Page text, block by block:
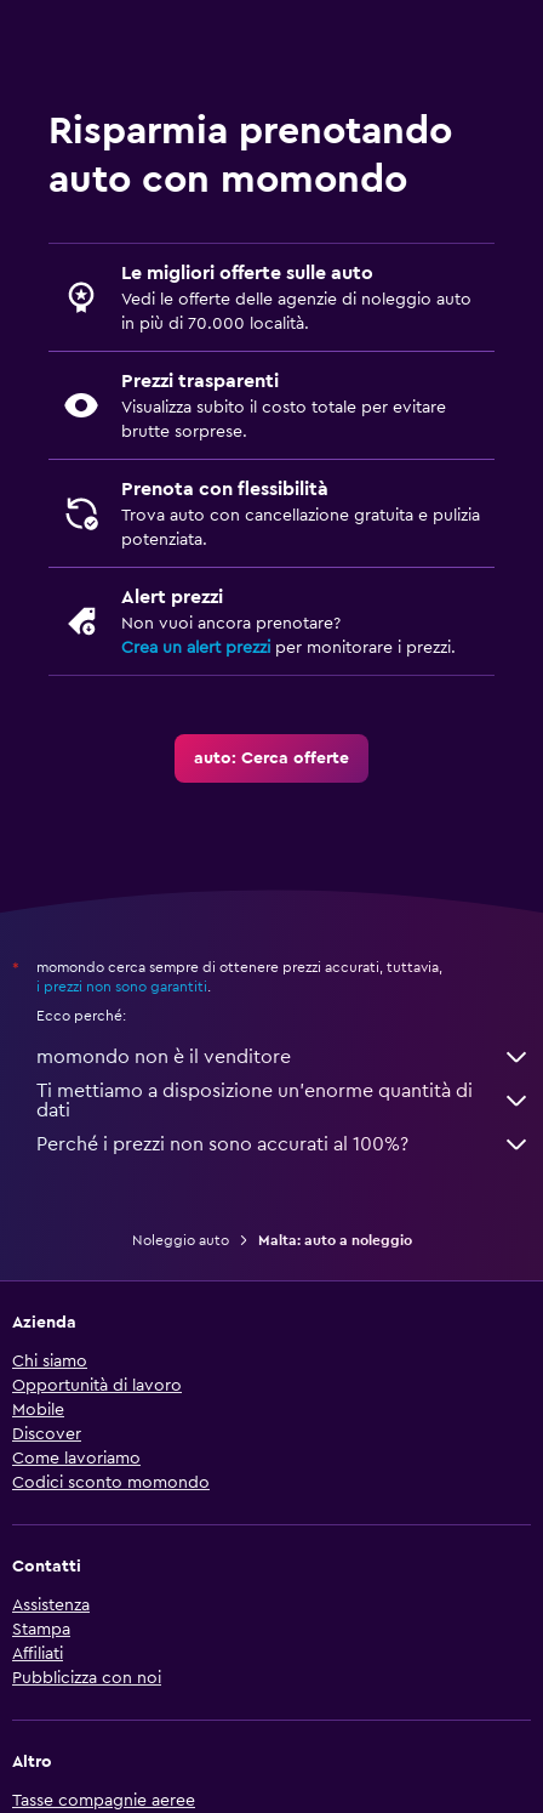
Risparmia prenotando
auto con momondo
Le migliori offerte sulle auto
Vedi le offerte delle agenzie di noleggio auto
in più di 70.000 località.
Prezzi trasparenti
Visualizza subito il costo totale per evitare
brutte sorprese.
Prenota con flessibilità
Trova auto con cancellazione gratuita e pulizia
potenziata.
Alert prezzi
Non vuoi ancora prenotare?
Crea un alert prezzi per monitorare i prezzi.
auto: Cerca offerte
*
momondo cerca sempre di ottenere prezzi accurati, tuttavia,
i prezzi non sono garantiti.
Ecco perché:
momondo non è il venditore
Ti mettiamo a disposizione un’enorme quantità di
dati
Perché i prezzi non sono accurati al 100%?
Noleggio auto Malta: auto a noleggio
Azienda
Chi siamo
Opportunità di lavoro
Mobile
Discover
Come lavoriamo
Codici sconto momondo
Contatti
Assistenza
Stampa
Affiliati
Pubblicizza con noi
Altro
Tasse compagnie aeree